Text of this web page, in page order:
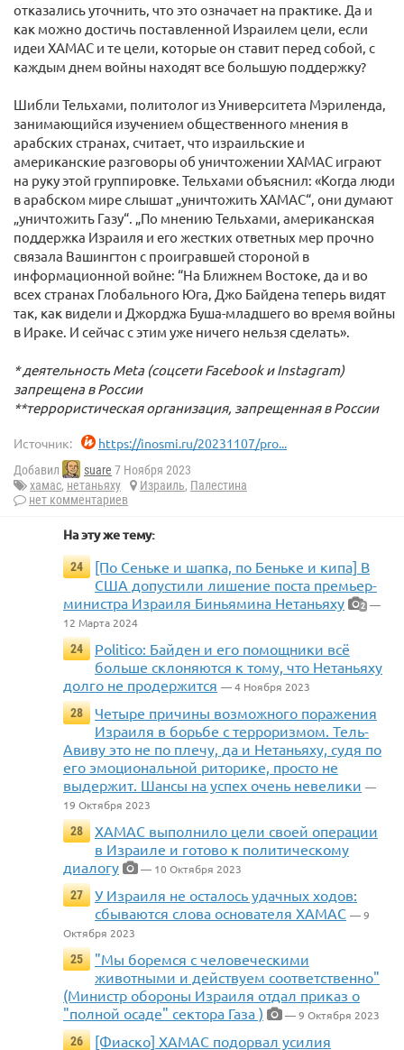
отказались уточнить, что это означает на практике. Да и
как можно достичь поставленной Израилем цели, если
идеи ХАМАС и те цели, которые он ставит перед собой, с
каждым днем войны находят все большую поддержку?
Шибли Тельхами, политолог из Университета Мэриленда,
занимающийся изучением общественного мнения в
арабских странах, считает, что израильские и
американские разговоры об уничтожении ХАМАС играют
на руку этой группировке. Тельхами объяснил: «Когда люди
в арабском мире слышат „уничтожить ХАМАС“, они думают
„уничтожить Газу“. „По мнению Тельхами, американская
поддержка Израиля и его жестких ответных мер прочно
связала Вашингтон с проигравшей стороной в
информационной войне: “На Ближнем Востоке, да и во
всех странах Глобального Юга, Джо Байдена теперь видят
так, как видели и Джорджа Буша-младшего во время войны
в Ираке. И сейчас с этим уже ничего нельзя сделать».
* деятельность Meta (соцсети Facebook и Instagram)
запрещена в России
**террористическая организация, запрещенная в России
Источник: https://inosmi.ru/20231107/pro...
Добавил suare 7 Ноября 2023
хамас, нетаньяху Израиль, Палестина
нет комментариев
На эту же тему:
24
[По Сеньке и шапка, по Беньке и кипа] В
США допустили лишение поста премьер-
министра Израиля Биньямина Нетаньяху
2 —
12 Марта 2024
24
Politico: Байден и его помощники всё
больше склоняются к тому, что Нетаньяху
долго не продержится — 4 Ноября 2023
28
Четыре причины возможного поражения
Израиля в борьбе с терроризмом. Тель-
Авиву это не по плечу, да и Нетаньяху, судя по
его эмоциональной риторике, просто не
выдержит. Шансы на успех очень невелики —
19 Октября 2023
28
ХАМАС выполнило цели своей операции
в Израиле и готово к политическому
диалогу
— 10 Октября 2023
27
У Израиля не осталось удачных ходов:
сбываются слова основателя ХАМАС — 9
Октября 2023
25
"Мы боремся с человеческими
животными и действуем соответственно"
(Министр обороны Израиля отдал приказ о
"полной осаде" сектора Газа )
— 9 Октября 2023
26
[Фиаско] ХАМАС подорвал усилия